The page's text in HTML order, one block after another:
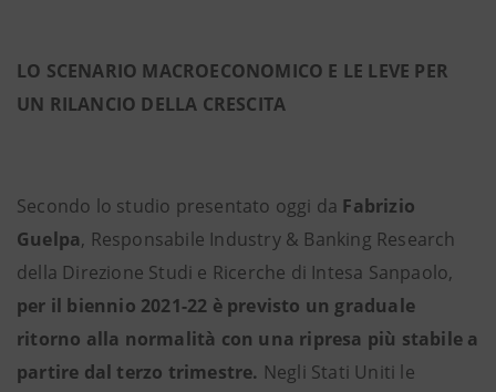
LO SCENARIO MACROECONOMICO E LE LEVE PER
UN RILANCIO DELLA CRESCITA
Secondo lo studio presentato oggi da Fabrizio
Guelpa, Responsabile Industry & Banking Research
della Direzione Studi e Ricerche di Intesa Sanpaolo,
per il biennio 2021-22 è previsto un graduale
ritorno alla normalità con una ripresa più stabile a
partire dal terzo trimestre. Negli Stati Uniti le